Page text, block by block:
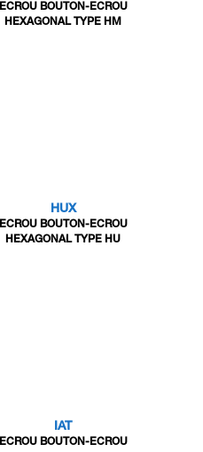
ECROU BOUTON-ECROU
HEXAGONAL TYPE HM
HUX
ECROU BOUTON-ECROU
HEXAGONAL TYPE HU
IAT
ECROU BOUTON-ECROU